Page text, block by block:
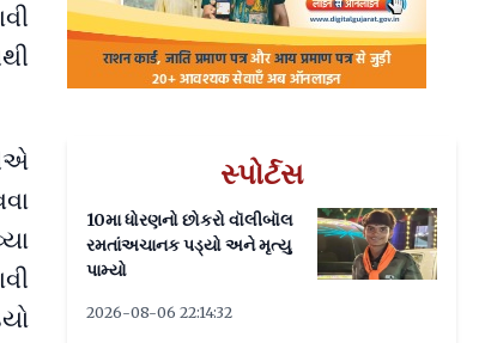
સ્પોર્ટસ
10મા ધોરણનો છોકરો વૉલીબૉલ
રમતાંઅચાનક પડ્યો અને મૃત્યુ
પામ્યો
2026-08-06 22:14:32